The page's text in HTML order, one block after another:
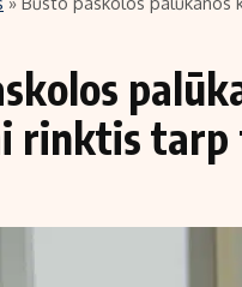
Finansai
Įmonės
Žemės ūkis
rinktis